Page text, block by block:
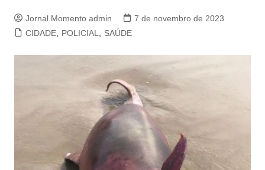
Jornal Momento admin
7 de novembro de 2023
CIDADE, POLICIAL SAÚDE